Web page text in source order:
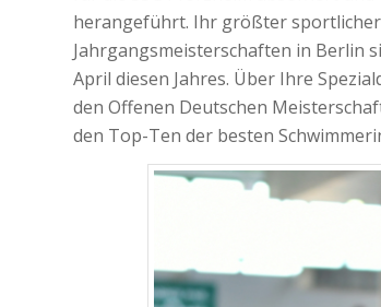
herangeführt. Ihr größter
Jahrgangsmeisterschaften in Berlin
April diesen Jahres. Über Ihre
den Offenen Deutschen
den Top-Ten der besten